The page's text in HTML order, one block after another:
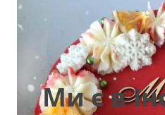
Ми є в